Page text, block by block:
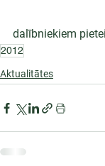
dalībniekiem
2012
Aktualitātes